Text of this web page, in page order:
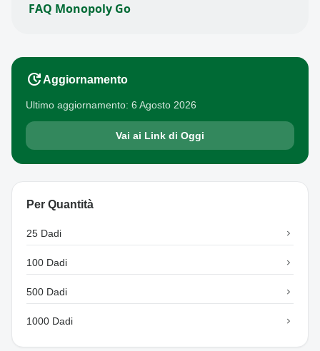
FAQ Monopoly Go
updateAggiornamento
Ultimo aggiornamento: 6 Agosto 2026
Vai ai Link di Oggi
Per Quantità
25 Dadi chevron_right
100 Dadi chevron_right
500 Dadi chevron_right
1000 Dadi chevron_right